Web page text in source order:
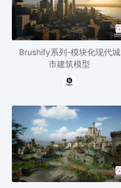
Brushify系列-模块化现代城
市建筑模型